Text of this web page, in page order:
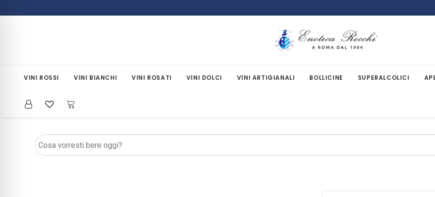
VINI ROSSI VINI BIANCHI VINI ROSATI VINI DOLCI VINI ARTIGIANALI BOLLICINE SUPERALCOLICI